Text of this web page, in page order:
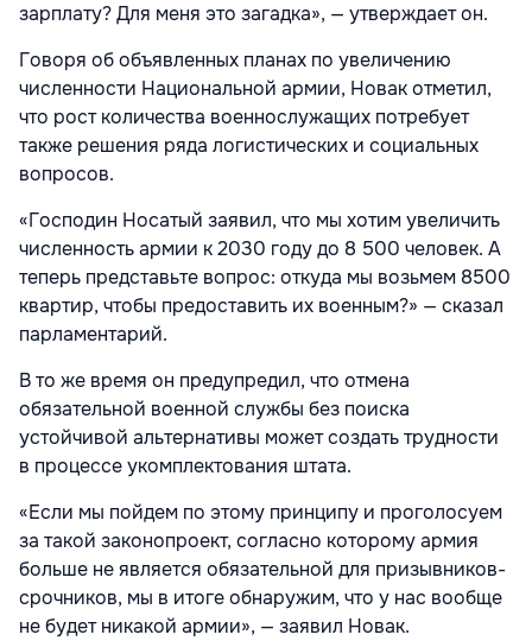
зарплату? Для меня это загадка», — утверждает он.
Говоря об объявленных планах по увеличению
численности Национальной армии, Новак отметил,
что рост количества военнослужащих потребует
также решения ряда логистических и социальных
вопросов.
«Господин Носатый заявил, что мы хотим увеличить
численность армии к 2030 году до 8 500 человек. А
теперь представьте вопрос: откуда мы возьмем 8500
квартир, чтобы предоставить их военным?» — сказал
парламентарий.
В то же время он предупредил, что отмена
обязательной военной службы без поиска
устойчивой альтернативы может создать трудности
в процессе укомплектования штата.
«Если мы пойдем по этому принципу и проголосуем
за такой законопроект, согласно которому армия
больше не является обязательной для призывников-
срочников, мы в итоге обнаружим, что у нас вообще
не будет никакой армии», — заявил Новак.